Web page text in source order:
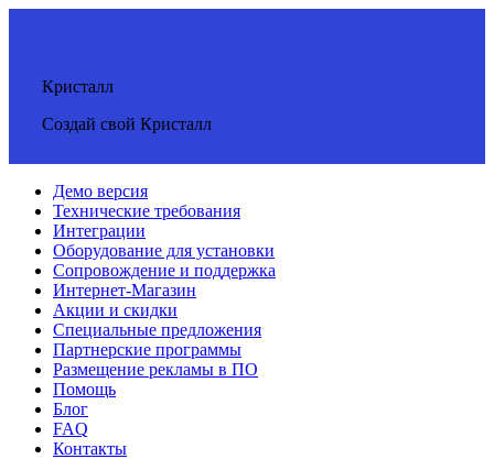
Кристалл
Создай свой Кристалл
Демо версия
Технические требования
Интеграции
Оборудование для установки
Сопровождение и поддержка
Интернет-Магазин
Акции и скидки
Специальные предложения
Партнерские программы
Размещение рекламы в ПО
Помощь
Блог
FAQ
Контакты